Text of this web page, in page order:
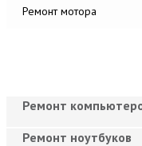
Ремонт мотора
Ремонт
Ремонт ноутбуков